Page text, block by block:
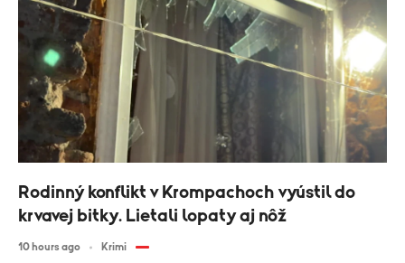
Rodinný konflikt v Krompachoch vyústil do
krvavej bitky. Lietali lopaty aj nôž
10 hours ago Krimi